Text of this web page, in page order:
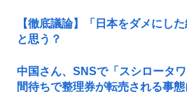
【徹底議論】「日本をダメにし
と思う？
中国さん、SNSで「スシロータ
間待ちで整理券が転売される事